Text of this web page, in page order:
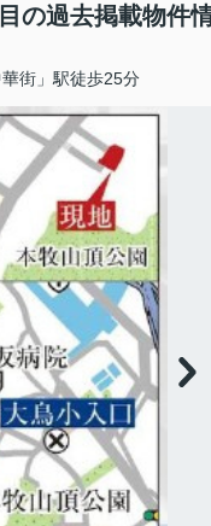
の過去掲載物件
街」駅徒歩25分